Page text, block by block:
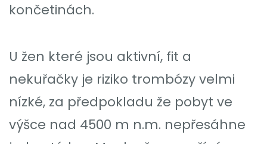
končetinách.
U žen které jsou aktivní, fit a
nekuřačky je riziko trombózy velmi
nízké, za předpokladu že pobyt ve
výšce nad 4500 m n.m. nepřesáhne